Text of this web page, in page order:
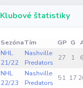
Klubové štatistiky
SezónaTím GP G
NHL
21/22
Nashville
Predators
27 1 6
NHL
22/23
Nashville
Predators
51 17